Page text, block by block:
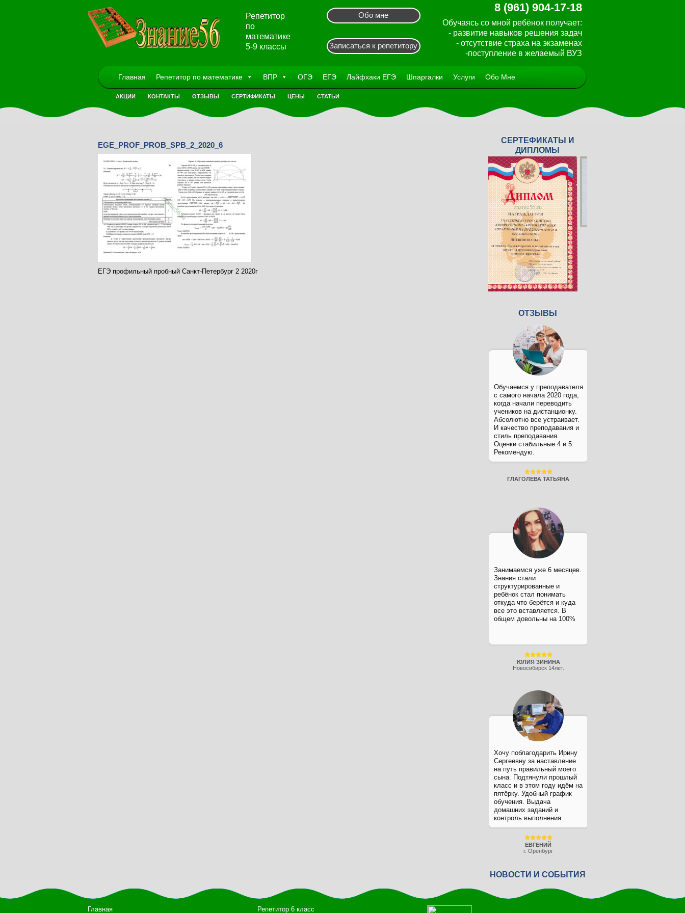
Репетитор
по
математике
5-9 классы
Обо мне
8 (961) 904-17-18
Обучаясь со мной ребёнок получает:
- развитие навыков решения задач
- отсутствие страха на экзаменах
-поступление в желаемый ВУЗ
Записаться к репетитору
Главная Репетитор по математике ВПР ОГЭ ЕГЭ Лайфхаки ЕГЭ Шпаргалки Услуги Обо Мне
АКЦИИ КОНТАКТЫ ОТЗЫВЫ СЕРТИФИКАТЫ ЦЕНЫ СТАТЬИ
EGE_PROF_PROB_SPB_2_2020_6
ЕГЭ профильный пробный Санкт-Петербург 2 2020г
СЕРТЕФИКАТЫ И
ДИПЛОМЫ
< >
ОТЗЫВЫ
Обучаемся у преподавателя
с самого начала 2020 года,
когда начали переводить
учеников на дистанционку.
Абсолютно все устраивает.
И качество преподавания и
стиль преподавания.
Оценки стабильные 4 и 5.
Рекомендую.
ГЛАГОЛЕВА ТАТЬЯНА
Занимаемся уже 6 месяцев.
Знания стали
структурированные и
ребёнок стал понимать
откуда что берётся и куда
все это вставляется. В
общем довольны на 100%
ЮЛИЯ ЗИНИНА
Новосибирск 14лет.
Хочу поблагодарить Ирину
Сергеевну за наставление
на путь правильный моего
сына. Подтянули прошлый
класс и в этом году идём на
пятёрку. Удобный график
обучения. Выдача
домашних заданий и
контроль выполнения.
ЕВГЕНИЙ
г. Оренбург
НОВОСТИ И СОБЫТИЯ
Главная Репетитор 6 класс